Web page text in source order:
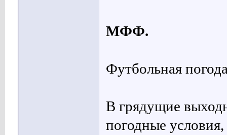
МФФ.
Футбольная
В грядущие
погодные